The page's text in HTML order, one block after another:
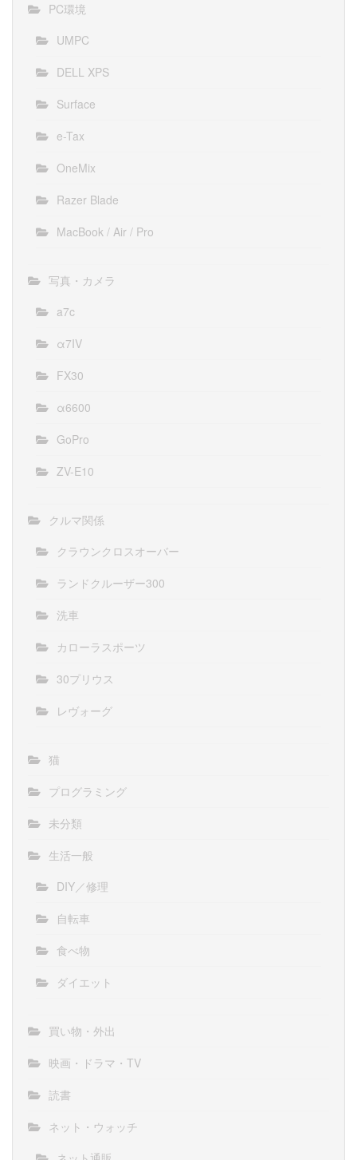
PC環境
UMPC
DELL XPS
Surface
e-Tax
OneMix
Razer Blade
MacBook / Air / Pro
写真・カメラ
a7c
α7IV
FX30
α6600
GoPro
ZV-E10
クルマ関係
クラウンクロスオーバー
ランドクルーザー300
洗車
カローラスポーツ
30プリウス
レヴォーグ
猫
プログラミング
未分類
生活一般
DIY／修理
自転車
食べ物
ダイエット
買い物・外出
映画・ドラマ・TV
読書
ネット・ウォッチ